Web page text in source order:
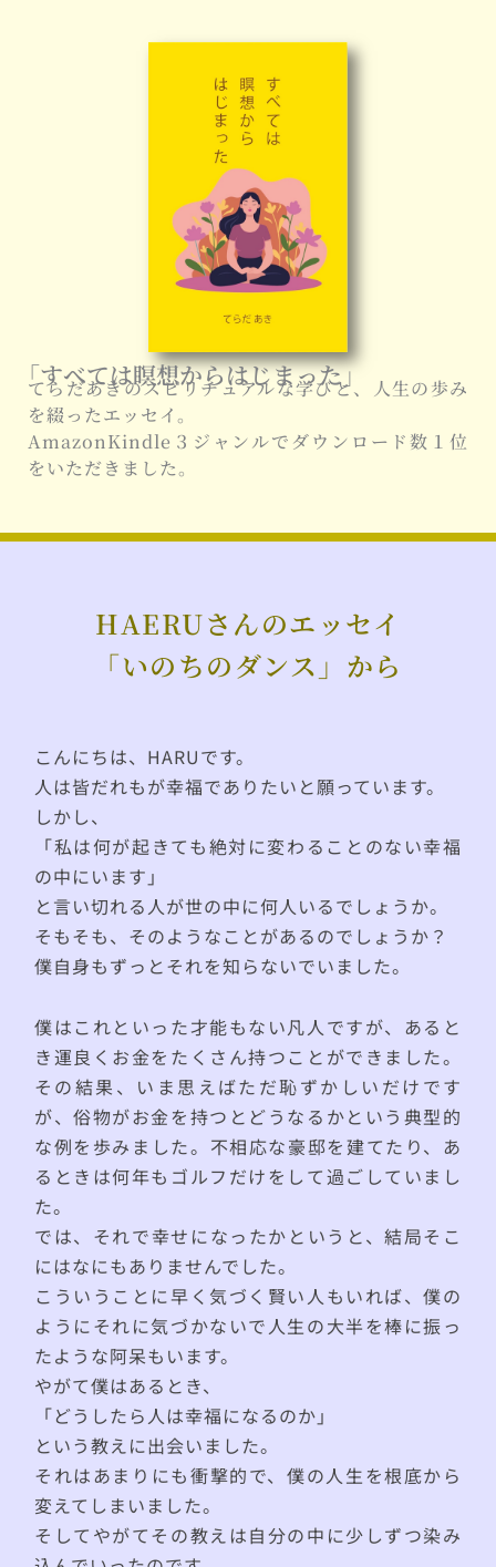
「すべては瞑想からはじまった」
てらだあきのスピリチュアルな学びと、人生の歩み
を綴ったエッセイ。
AmazonKindle３ジャンルでダウンロード数１位
をいただきました。
HAERUさんのエッセイ
「いのちのダンス」から
こんにちは、HARUです。
人は皆だれもが幸福でありたいと願っています。
しかし、
「私は何が起きても絶対に変わることのない幸福
の中にいます」
と言い切れる人が世の中に何人いるでしょうか。
そもそも、そのようなことがあるのでしょうか？
僕自身もずっとそれを知らないでいました。
僕はこれといった才能もない凡人ですが、あると
き運良くお金をたくさん持つことができました。
その結果、いま思えばただ恥ずかしいだけです
が、俗物がお金を持つとどうなるかという典型的
な例を歩みました。不相応な豪邸を建てたり、あ
るときは何年もゴルフだけをして過ごしていまし
た。
では、それで幸せになったかというと、結局そこ
にはなにもありませんでした。
こういうことに早く気づく賢い人もいれば、僕の
ようにそれに気づかないで人生の大半を棒に振っ
たような阿呆もいます。
やがて僕はあるとき、
「どうしたら人は幸福になるのか」
という教えに出会いました。
それはあまりにも衝撃的で、僕の人生を根底から
変えてしまいました。
そしてやがてその教えは自分の中に少しずつ染み